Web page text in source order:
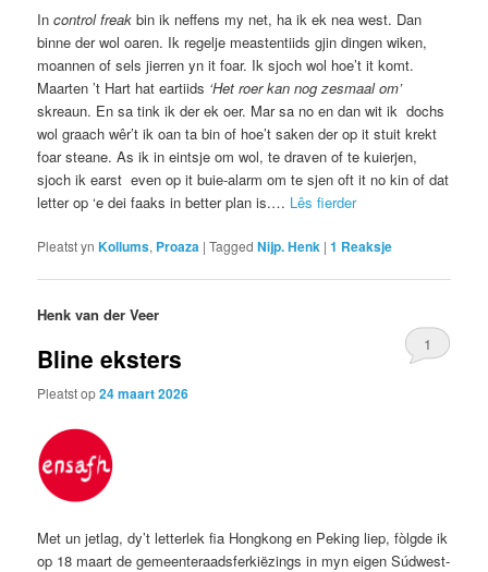
Incontrol freakbin ik neffens my net, ha ik ek nea west. Dan
binne der wol oaren. Ik regelje meastentiids gjin dingen wiken,
moannen of sels jierren yn it foar. Ik sjoch wol hoe’t it komt.
Maarten ’t Hart hat eartiids ‘Het roer kan nog zesmaal om’
skreaun. En sa tink ik der ek oer. Mar sa no en dan wit ik dochs
wol graach wêr’t ik oan ta bin of hoe’t saken der op it stuit krekt
foar steane. As ik in eintsje om wol, te draven of te kuierjen,
sjoch ik earst even op it buie-alarm om te sjen oft it no kin of dat
letter op ‘e dei faaks in better plan is.… Lês fierder
Pleatst yn Kollums, Proaza |Tagged Nijp. Henk |1 Reaksje
Henk van der Veer
Bline eksters
Pleatst op24 maart 2026
1
Met un jetlag, dy’t letterlek fia Hongkong en Peking liep, fòlgde ik
op 18 maart de gemeenteraadsferkiëzings in myn eigen Súdwest-